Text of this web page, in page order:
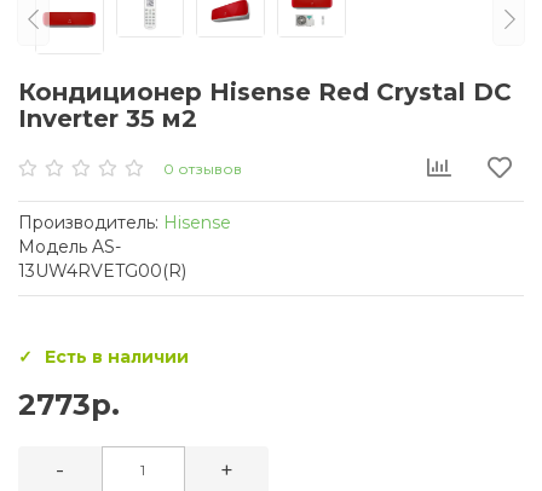
Кондиционер Hisense Red Crystal DC
Inverter 35 м2
0 отзывов
Производитель: Hisense
Модель AS-
13UW4RVETG00(R)
Есть в наличии
2773р.
- +